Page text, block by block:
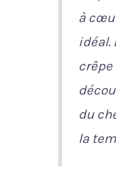
à
idéal.
crêpe
du
la